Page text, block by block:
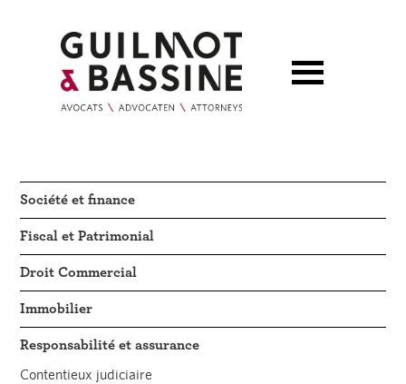
Société et finance
Fiscal et Patrimonial
Droit Commercial
Immobilier
Responsabilité et assurance
Contentieux judiciaire